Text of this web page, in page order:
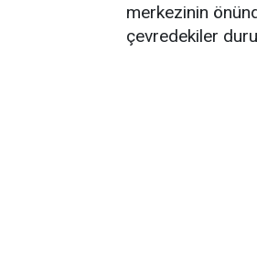
merkezinin
çevredekiler